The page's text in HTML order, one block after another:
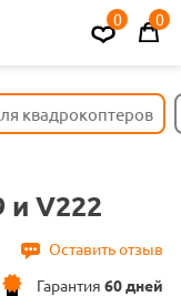
0 0
квадрокоптеров
и V222
Оставить отзыв
Гарантия 60 дней